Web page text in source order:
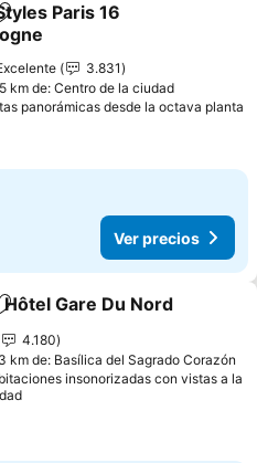
a favoritos
Paris 16
3.831
km de: Centro de la ciudad
panorámicas desde la octava planta
Ver precios
a favoritos
Hôtel Gare Du Nord
4.180
km de: Basílica del Sagrado Corazón
insonorizadas con vistas a la